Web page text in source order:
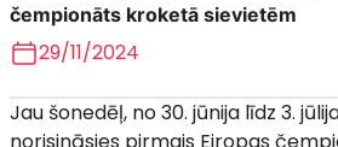
čempionāts kroketā sievietēm
29/11/2024
Jau šonedēļ, no 30. jūnija līdz 3.